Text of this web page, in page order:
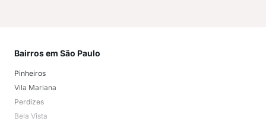
Bairros em São Paulo
Pinheiros
Vila Mariana
Perdizes
Bela Vista